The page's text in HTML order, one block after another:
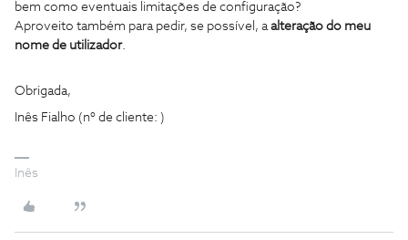
bem como eventuais limitações de configuração?
Aproveito também para pedir, se possível, aalteração do meu
nome de utilizador.
Obrigada,
Inês Fialho (nº de cliente: )
Inês